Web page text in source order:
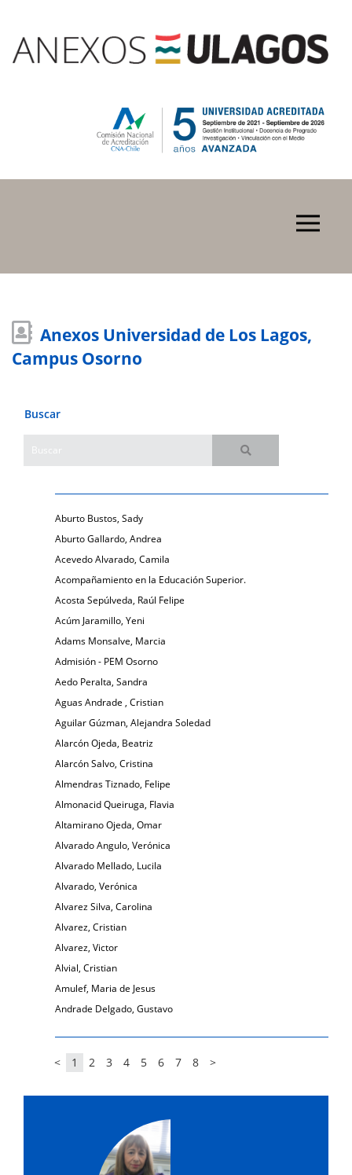
Anexos Universidad de Los Lagos,
Campus Osorno
Buscar
Aburto Bustos, Sady
Aburto Gallardo, Andrea
Acevedo Alvarado, Camila
Acompañamiento en la Educación Superior.
Acosta Sepúlveda, Raúl Felipe
Acúm Jaramillo, Yeni
Adams Monsalve, Marcia
Admisión - PEM Osorno
Aedo Peralta, Sandra
Aguas Andrade , Cristian
Aguilar Gúzman, Alejandra Soledad
Alarcón Ojeda, Beatriz
Alarcón Salvo, Cristina
Almendras Tiznado, Felipe
Almonacid Queiruga, Flavia
Altamirano Ojeda, Omar
Alvarado Angulo, Verónica
Alvarado Mellado, Lucila
Alvarado, Verónica
Alvarez Silva, Carolina
Alvarez, Cristian
Alvarez, Victor
Alvial, Cristian
Amulef, Maria de Jesus
Andrade Delgado, Gustavo
< 1 2 3 4 5 6 7 8 >